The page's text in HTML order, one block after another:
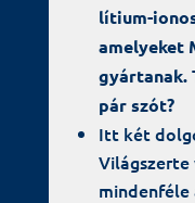
lítium-
amelyeket
gyártanak.
pár szót?
Itt két
Világszerte